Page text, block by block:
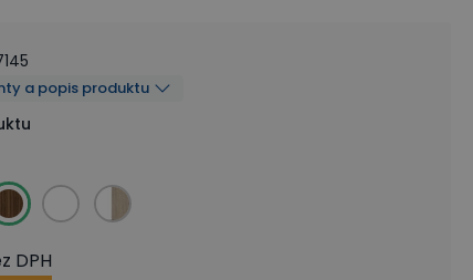
a popis produktu
DPH